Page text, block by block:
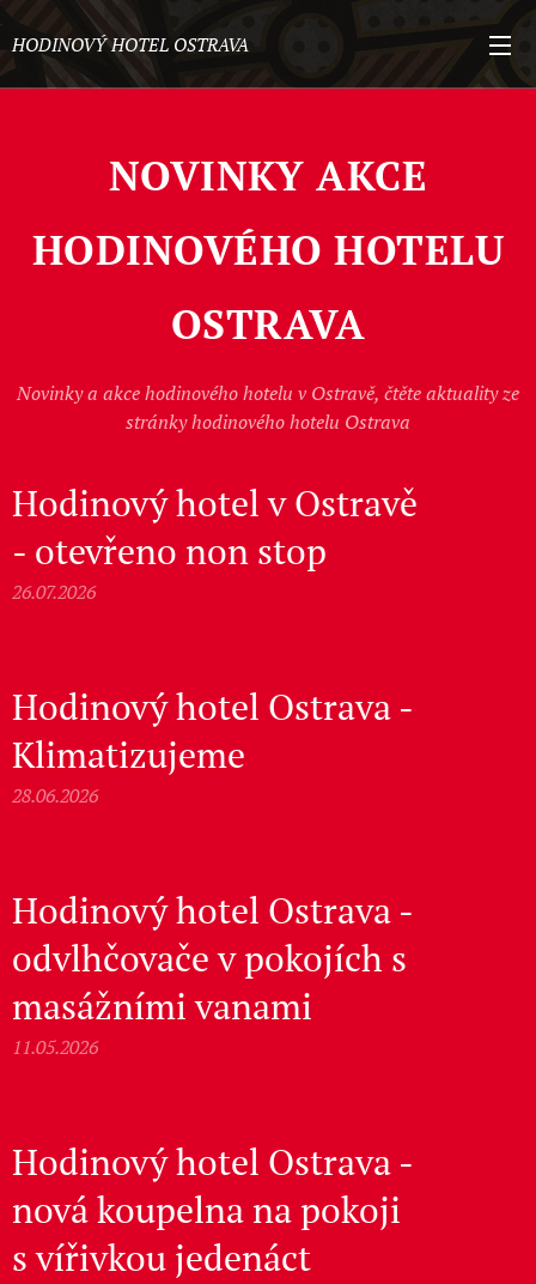
HODINOVÝ HOTEL OSTRAVA
NOVINKY AKCE
HODINOVÉHO HOTELU
OSTRAVA
Novinky a akce hodinového hotelu v Ostravě, čtěte aktuality ze
stránky hodinového hotelu Ostrava
Hodinový hotel v Ostravě
- otevřeno non stop
26.07.2026
Hodinový hotel Ostrava -
Klimatizujeme
28.06.2026
Hodinový hotel Ostrava -
odvlhčovače v pokojích s
masážními vanami
11.05.2026
Hodinový hotel Ostrava -
nová koupelna na pokoji
s vířivkou jedenáct